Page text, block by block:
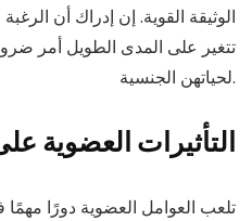
الوثيقة القوية. إن إدراك أن
تتغير على المدى الطويل أمر
لحياتهن الجنسية.
:التأثيرات العضوية
تلعب العوامل العضوية دورًا مهمًا